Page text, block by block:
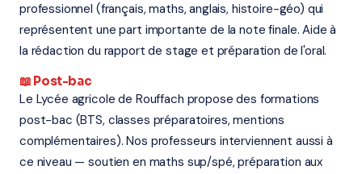
professionnel (français, maths, anglais, histoire-géo) qui
représentent une part importante de la note finale. Aide à
la rédaction du rapport de stage et préparation de l'oral.
📖 Post-bac
Le Lycée agricole de Rouffach propose des formations
post-bac (BTS, classes préparatoires, mentions
complémentaires). Nos professeurs interviennent aussi à
ce niveau — soutien en maths sup/spé, préparation aux